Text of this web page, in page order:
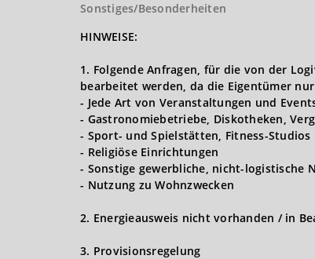
Sonstiges/Besonderheiten
HINWEISE:
1. Folgende Anfragen, für die von der
bearbeitet werden, da die Eigentümer
- Jede Art von Veranstaltungen und
- Gastronomiebetriebe, Diskotheken,
- Sport- und Spielstätten, Fitness-Studios
- Religiöse Einrichtungen
- Sonstige gewerbliche, nicht-logistische
- Nutzung zu Wohnzwecken
2. Energieausweis nicht vorhanden / in
3. Provisionsregelung